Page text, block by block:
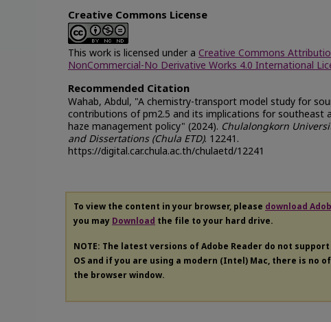
Creative Commons License
This work is licensed under a Creative Commons
NonCommercial-No Derivative Works 4.0 International
Recommended Citation
Wahab, Abdul, "A chemistry-transport model study for
contributions of pm2.5 and its implications for southeast
haze management policy" (2024). Chulalongkorn
and Dissertations (Chula ETD). 12241.
https://digital.car.chula.ac.th/chulaetd/12241
To view the content in your browser, please download
you may Download the file to your hard drive.
NOTE: The latest versions of Adobe Reader do not
OS and if you are using a modern (Intel) Mac, there is no
the browser window.